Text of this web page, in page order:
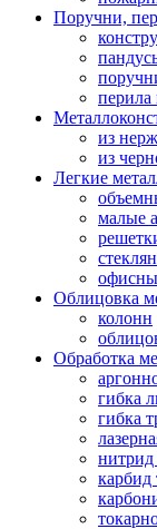
Поручни,
перила
из
из
Легкие
малые
Облицовка
колонн
Обработка
гибка
гибка
нитрид
карбид